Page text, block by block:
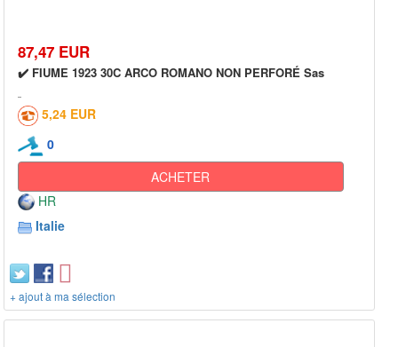
87,47 EUR
✔️ FIUME 1923 30C ARCO ROMANO NON PERFORÉ Sas
5,24 EUR
0
ACHETER
HR
Italie
+ ajout à ma sélection